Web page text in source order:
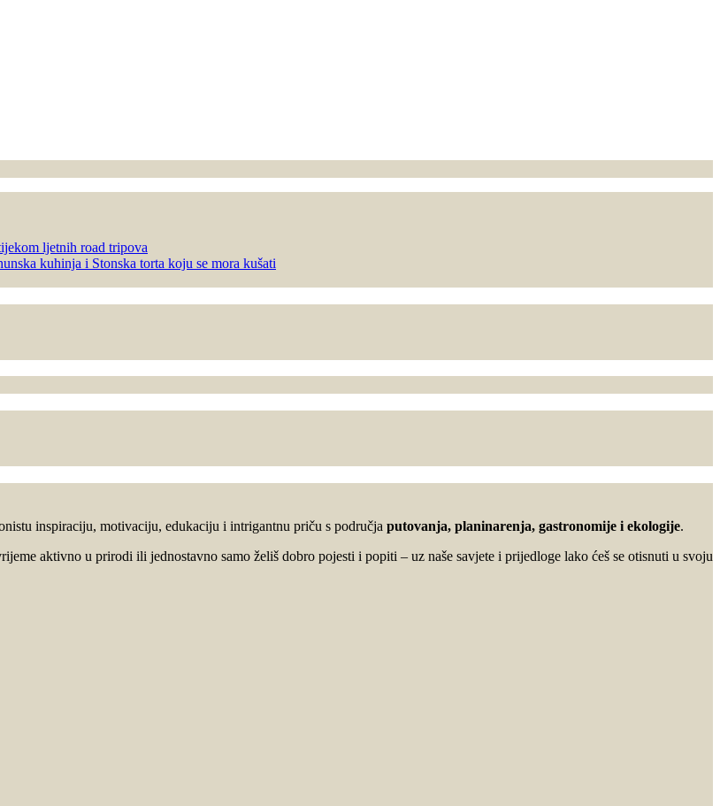
ljetnih road tripova
kuhinja i Stonska torta koju se mora kušati
inspiraciju, motivaciju, edukaciju i intrigantnu priču s područja putovanja, planinarenja, gastronomije i ekologije.
aktivno u prirodi ili jednostavno samo želiš dobro pojesti i popiti – uz naše savjete i prijedloge lako ćeš se otisnuti u svoju